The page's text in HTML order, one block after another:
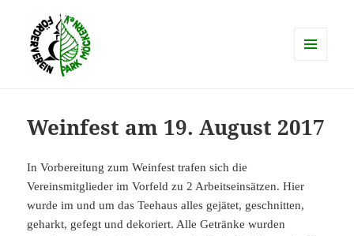
Weinfest am 19. August 2017
In Vorbereitung zum Weinfest trafen sich die
Vereinsmitglieder im Vorfeld zu 2 Arbeitseinsätzen. Hier
wurde im und um das Teehaus alles gejätet, geschnitten,
geharkt, gefegt und dekoriert. Alle Getränke wurden